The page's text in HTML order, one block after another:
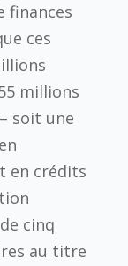
finances
ces
millions
soit une
en crédits
cinq
au titre